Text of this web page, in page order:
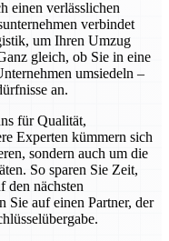
einen verlässlichen
verbindet
um Ihren Umzug
gleich, ob Sie in eine
umsiedeln –
an.
für Qualität,
Experten kümmern sich
sondern auch um die
So sparen Sie Zeit,
den nächsten
Sie auf einen Partner, der